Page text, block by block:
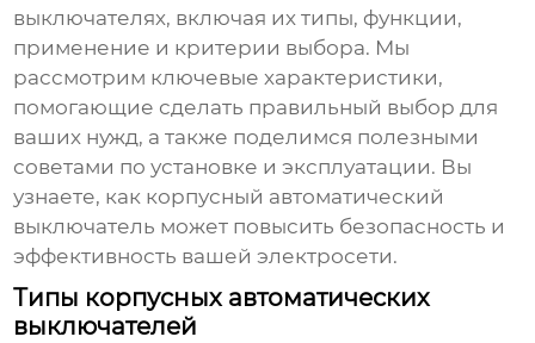
выключателях, включая их типы, функции,
применение и критерии выбора. Мы
рассмотрим ключевые характеристики,
помогающие сделать правильный выбор для
ваших нужд, а также поделимся полезными
советами по установке и эксплуатации. Вы
узнаете, как корпусный автоматический
выключатель может повысить безопасность и
эффективность вашей электросети.
Типы корпусных автоматических
выключателей